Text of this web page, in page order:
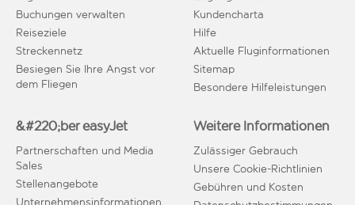
Buchungen verwalten
Reiseziele
Streckennetz
Besiegen Sie Ihre Angst vor
dem Fliegen
Kundencharta
Hilfe
Aktuelle Fluginformationen
Sitemap
Besondere Hilfeleistungen
&#220;ber easyJet
Partnerschaften und Media
Sales
Stellenangebote
Unternehmensinformationen
Weitere Informationen
Zulässiger Gebrauch
Unsere Cookie-Richtlinien
Gebühren und Kosten